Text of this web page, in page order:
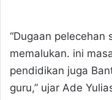
“Dugaan pelecehan
memalukan. ini
pendidikan juga
guru,” ujar Ade